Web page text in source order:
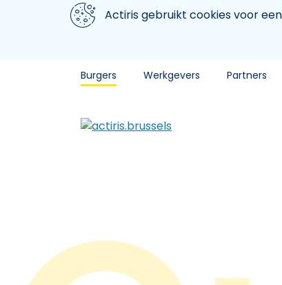
Aller au contenu principal
We gebruiken cookiesActiris gebruikt cookies voor
Burgers Werkgevers Partners